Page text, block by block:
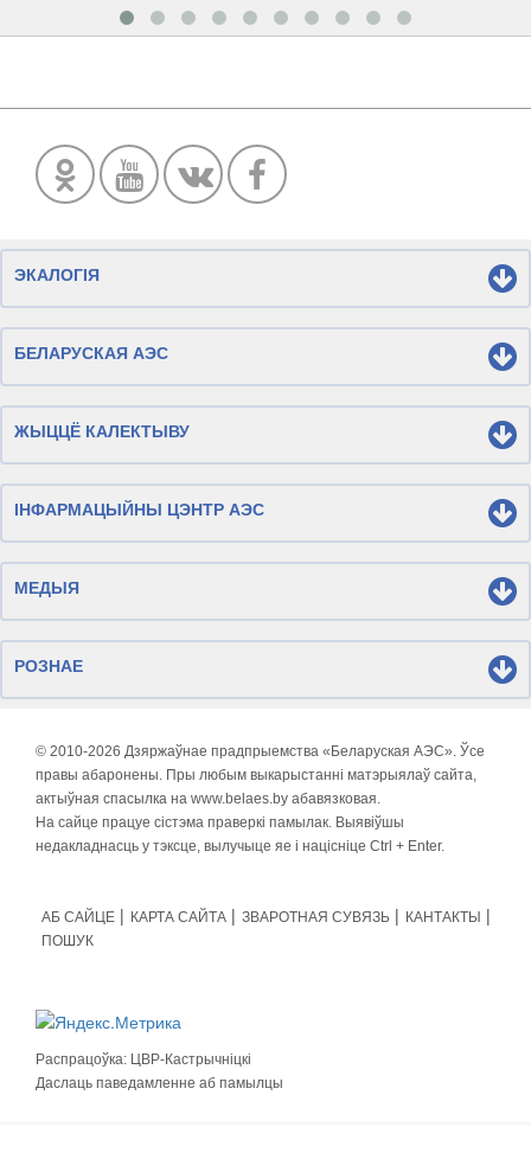
ЭКАЛОГІЯ
БЕЛАРУСКАЯ АЭС
ЖЫЦЦЁ КАЛЕКТЫВУ
ІНФАРМАЦЫЙНЫ ЦЭНТР АЭС
МЕДЫЯ
РОЗНАЕ
© 2010-2026 Дзяржаўнае прадпрыемства «Беларуская АЭС». Ўсе
правы абаронены. Пры любым выкарыстанні матэрыялаў сайта,
актыўная спасылка на www.belaes.by абавязковая.
На сайце працуе сістэма праверкі памылак. Выявіўшы
недакладнасць у тэксце, вылучыце яе і націсніце Ctrl + Enter.
АБ САЙЦЕ КАРТА САЙТА ЗВАРОТНАЯ СУВЯЗЬ
КАНТАКТЫ
ПОШУК
Распрацоўка: ЦВР-Кастрычніцкі
Даслаць паведамленне аб памылцы